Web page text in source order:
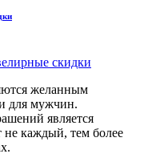
желанным
для мужчин.
является
не каждый, тем более